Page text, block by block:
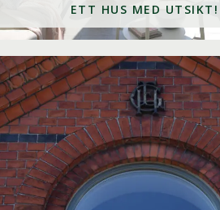
ETT HUS MED UTSIKT!